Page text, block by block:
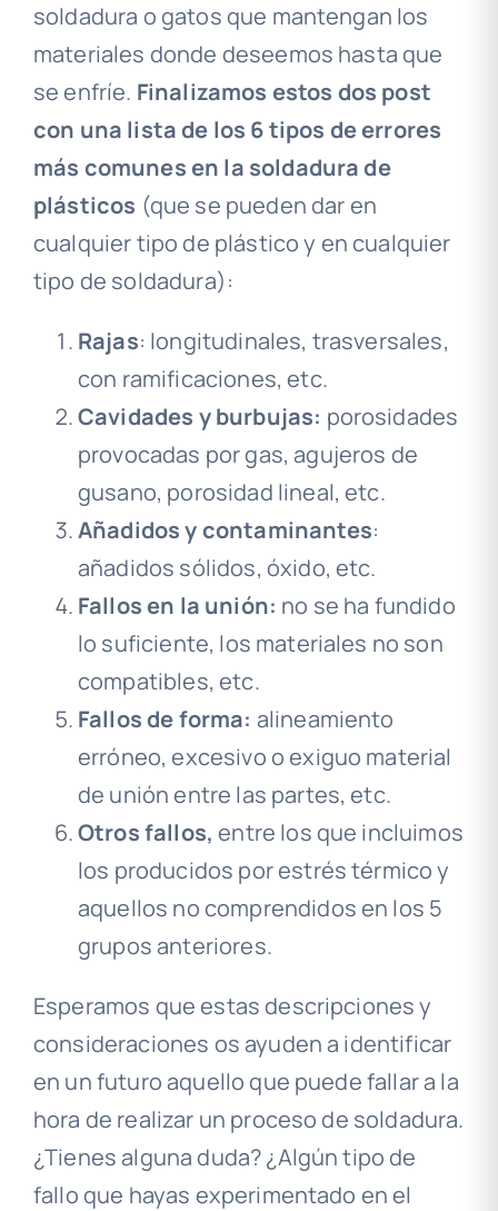
soldadura o gatos que mantengan los
materiales donde deseemos hasta que
se enfríe. Finalizamos estos dos post
con una lista de los 6 tipos de errores
más comunes en la soldadura de
plásticos (que se pueden dar en
cualquier tipo de plástico y en cualquier
tipo de soldadura):
Rajas: longitudinales, trasversales,
con ramificaciones, etc.
Cavidades y burbujas: porosidades
provocadas por gas, agujeros de
gusano, porosidad lineal, etc.
Añadidos y contaminantes:
añadidos sólidos, óxido, etc.
Fallos en la unión: no se ha fundido
lo suficiente, los materiales no son
compatibles, etc.
Fallos de forma: alineamiento
erróneo, excesivo o exiguo material
de unión entre las partes, etc.
Otros fallos, entre los que incluimos
los producidos por estrés térmico y
aquellos no comprendidos en los 5
grupos anteriores.
Esperamos que estas descripciones y
consideraciones os ayuden a identificar
en un futuro aquello que puede fallar a la
hora de realizar un proceso de soldadura.
¿Tienes alguna duda? ¿Algún tipo de
fallo que hayas experimentado en el